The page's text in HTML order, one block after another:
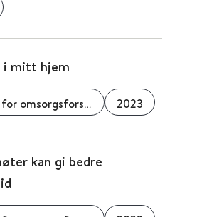
i mitt hjem
Senter for omsorgsforskning 2023
kan gi bedre